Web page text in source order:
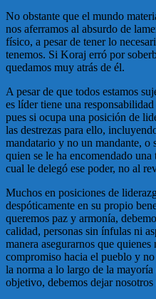
No obstante que el mundo
nos aferramos al absurdo de
físico, a pesar de tener lo
tenemos. Si Koraj erró por
quedamos muy atrás de él.
A pesar de que todos estamos
es líder tiene una
pues si ocupa una posición de
las destrezas para ello,
mandatario y no un mandante, o
quien se le ha encomendado
cual le delegó ese poder, no al
Muchos en posiciones de
despóticamente en su propio
queremos paz y armonía,
calidad, personas sin ínfulas ni
manera asegurarnos que
compromiso hacia el pueblo y
la norma a lo largo de la
objetivo, debemos dejar